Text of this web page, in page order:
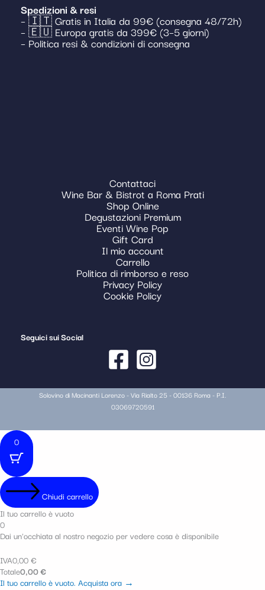
Spedizioni & resi
– 🇮🇹 Gratis in Italia da 99€ (consegna 48/72h)
– 🇪🇺 Europa gratis da 399€ (3–5 giorni)
– Politica resi & condizioni di consegna
Contattaci
Wine Bar & Bistrot a Roma Prati
Shop Online
Degustazioni Premium
Eventi Wine Pop
Gift Card
Il mio account
Carrello
Politica di rimborso e reso
Privacy Policy
Cookie Policy
Seguici sui Social
Solovino di Macinanti Lorenzo - Via Rialto 25 - 00136 Roma - P.I.
03069720591
0
Chiudi carrello
Il tuo carrello è vuoto
0
Dai un'occhiata al nostro negozio per vedere cosa è disponibile
IVA0,00€
Totale0,00€
Il tuo carrello è vuoto. Acquista ora →